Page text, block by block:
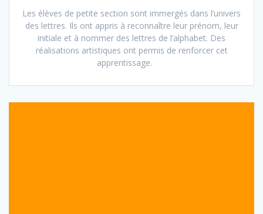
Les élèves de petite section sont immergés dans l’univers
des lettres. Ils ont appris à reconnaître leur prénom, leur
initiale et à nommer des lettres de l’alphabet. Des
réalisations artistiques ont permis de renforcer cet
apprentissage.